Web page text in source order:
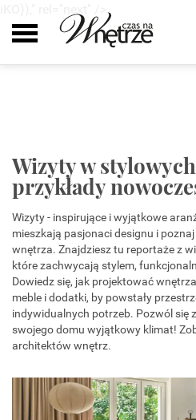
Wizyty w
przykłady
Wizyty - inspirujące i wyjątkowe
mieszkają pasjonaci designu i
wnętrza. Znajdziesz tu reportaże z
które zachwycają stylem,
Dowiedz się, jak projektować
meble i dodatki, by powstały
indywidualnych potrzeb. Pozwól się
swojego domu wyjątkowy klimat!
architektów wnętrz.